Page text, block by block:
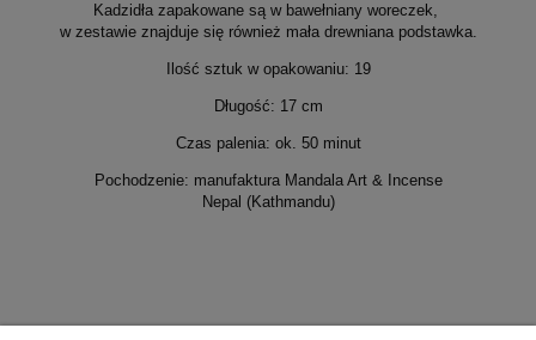
Kadzidła zapakowane są w bawełniany woreczek,
w zestawie znajduje się również mała drewniana podstawka.
Ilość sztuk w opakowaniu: 19
Długość: 17 cm
Czas palenia: ok. 50 minut
Pochodzenie: manufaktura Mandala Art & Incense
Nepal (Kathmandu)